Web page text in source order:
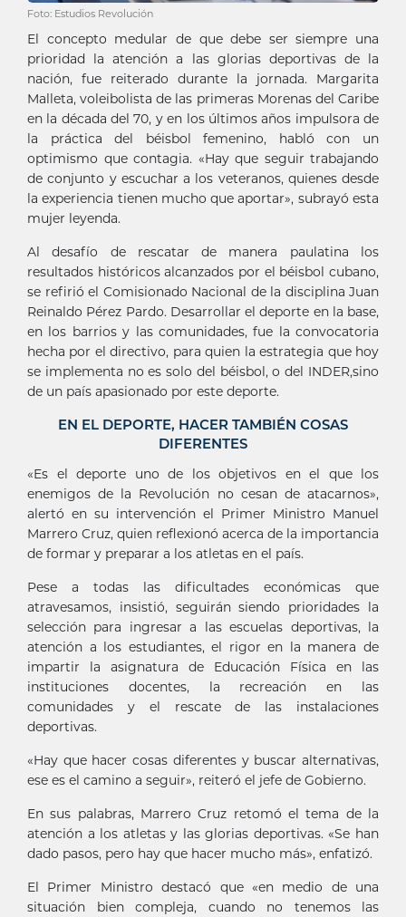
Foto: Estudios Revolución
El concepto medular de que debe ser siempre una
prioridad la atención a las glorias deportivas de la
nación, fue reiterado durante la jornada. Margarita
Malleta, voleibolista de las primeras Morenas del Caribe
en la década del 70, y en los últimos años impulsora de
la práctica del béisbol femenino, habló con un
optimismo que contagia. «Hay que seguir trabajando
de conjunto y escuchar a los veteranos, quienes desde
la experiencia tienen mucho que aportar», subrayó esta
mujer leyenda.
Al desafío de rescatar de manera paulatina los
resultados históricos alcanzados por el béisbol cubano,
se refirió el Comisionado Nacional de la disciplina Juan
Reinaldo Pérez Pardo. Desarrollar el deporte en la base,
en los barrios y las comunidades, fue la convocatoria
hecha por el directivo, para quien la estrategia que hoy
se implementa no es solo del béisbol, o del INDER,sino
de un país apasionado por este deporte.
EN EL DEPORTE, HACER TAMBIÉN COSAS
DIFERENTES
«Es el deporte uno de los objetivos en el que los
enemigos de la Revolución no cesan de atacarnos»,
alertó en su intervención el Primer Ministro Manuel
Marrero Cruz, quien reflexionó acerca de la importancia
de formar y preparar a los atletas en el país.
Pese a todas las dificultades económicas que
atravesamos, insistió, seguirán siendo prioridades la
selección para ingresar a las escuelas deportivas, la
atención a los estudiantes, el rigor en la manera de
impartir la asignatura de Educación Física en las
instituciones docentes, la recreación en las
comunidades y el rescate de las instalaciones
deportivas.
«Hay que hacer cosas diferentes y buscar alternativas,
ese es el camino a seguir», reiteró el jefe de Gobierno.
En sus palabras, Marrero Cruz retomó el tema de la
atención a los atletas y las glorias deportivas. «Se han
dado pasos, pero hay que hacer mucho más», enfatizó.
El Primer Ministro destacó que «en medio de una
situación bien compleja, cuando no tenemos las